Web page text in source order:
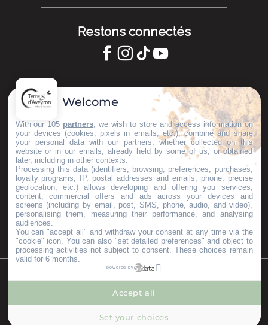
--°
Restons connectés
GARDONS LE CONTACT !
S'inscrire à la newsletter
Nos brochures
ESPACE PRO
GROUPES
PRESSE & INFLUENCEURS
Je m'installe ici
©Copyright 2023 Mentions légalesPartenaires
Welcome
With our 105 partners , we wish to store and access information on
your devices (cookies, pixels in emails, etc.), combine and share
your personal data with our partners, whether collected on this
website or in our emails, already held by some of us, or obtained
later, including in other contexts.
Processing this data (identifiers, browsing, preferences, purchases,
loyalty programs, IP, postal addresses and emails, phone, precise
geolocation, etc.) allows developing and offering you services,
content, commercial offers and ads across your devices and
screens (including by email, post, SMS, phone, audio, and video),
personalising them, measuring their performance, and analysing
audiences.
You can "accept all" and withdraw your consent at any time via the
"cookie" icon . You can also "set detailed preferences" and object to
processing activities not subject to consent. These choices remain
valid for 6 months.
powered by
Set your choices
Accept all